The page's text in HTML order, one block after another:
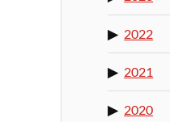
2022
2021
2020